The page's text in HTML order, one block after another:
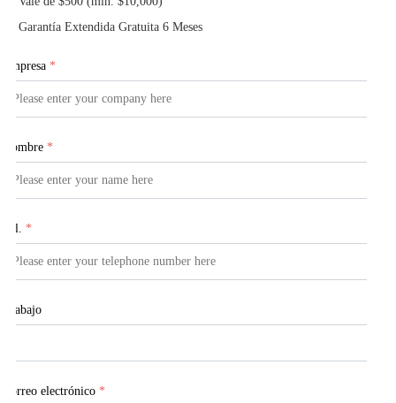
Garantía Extendida Gratuita 6 Meses
Empresa *
Nombre *
Tel. *
Trabajo
Correo electrónico *